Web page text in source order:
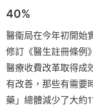
40%
醫衞局在今年初開始
修訂《醫生註冊條例
醫療收費改革取得成
有改善，那些有需要
藥」總體減少了大約